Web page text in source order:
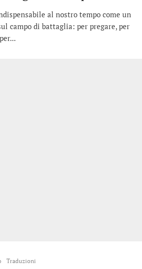
al nostro tempo come un
campo di battaglia: per pregare, per
Traduzioni